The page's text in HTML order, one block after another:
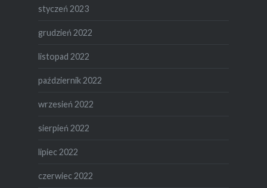
styczeń 2023
grudzień 2022
listopad 2022
październik 2022
wrzesień 2022
sierpień 2022
lipiec 2022
czerwiec 2022